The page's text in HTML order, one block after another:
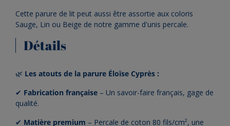
Cette parure de lit peut aussi être assortie aux coloris
Sauge, Lin ou Beige de notre gamme d'unis percale.
Détails
🌿 Les atouts de la parure Éloïse Cyprès :
✔ Fabrication française – Un savoir-faire français, gage de
qualité.
✔ Matière premium – Percale de coton 80 fils/cm², une